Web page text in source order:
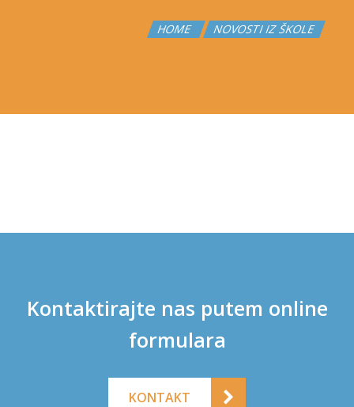
HOME NOVOSTI IZ ŠKOLE
Kontaktirajte nas putem online
formulara
KONTAKT